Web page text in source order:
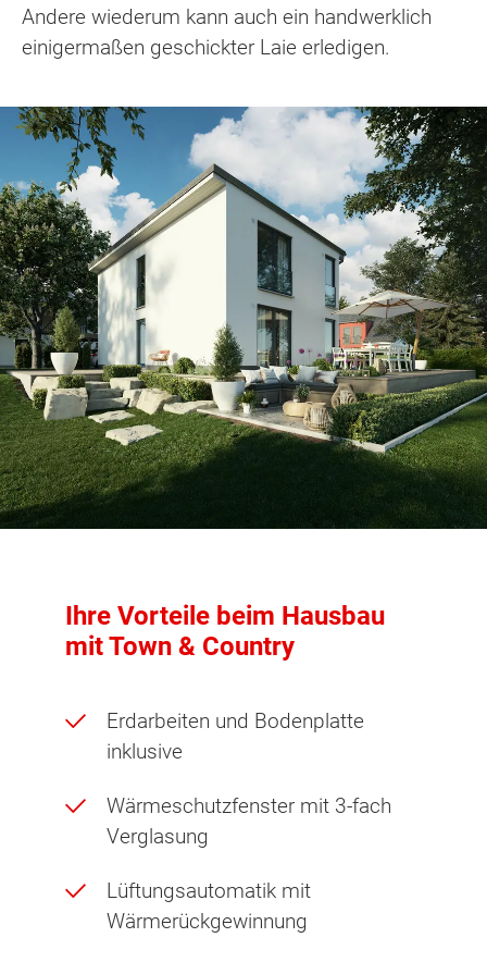
Andere wiederum kann auch ein handwerklich
einigermaßen geschickter Laie erledigen.
Ihre Vorteile beim Hausbau
mit Town & Country
Erdarbeiten und Bodenplatte
inklusive
Wärmeschutzfenster mit 3-fach
Verglasung
Lüftungsautomatik mit
Wärmerückgewinnung